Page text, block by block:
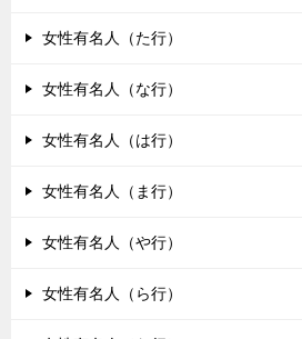
女性有名人（た行）
女性有名人（な行）
女性有名人（は行）
女性有名人（ま行）
女性有名人（や行）
女性有名人（ら行）